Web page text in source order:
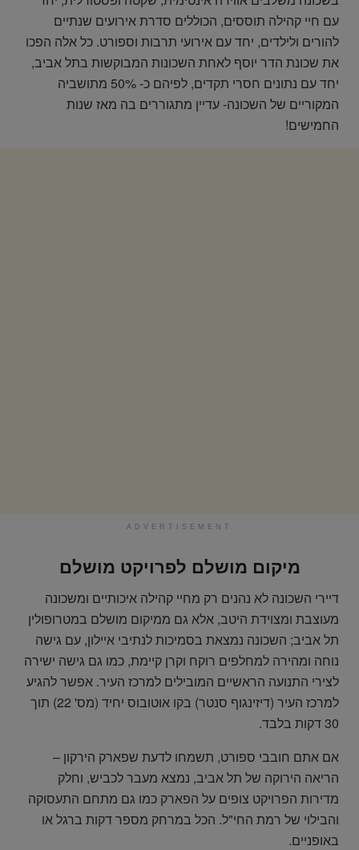
עם חיי קהילה תוססים, הכוללים סדרת אירועים שנתיים
להורים ולילדים, יחד עם אירועי תרבות וספורט. כל אלה הפכו
את שכונת הדר יוסף לאחת השכונות המבוקשות בתל אביב,
יחד עם נתונים חסרי תקדים, לפיהם כ- 50% מתושביה
המקוריים של השכונה- עדיין מתגוררים בה מאז שנות
החמישים!
ADVERTISEMENT
מיקום מושלם לפרויקט מושלם
דיירי השכונה לא נהנים רק מחיי קהילה איכותיים ומשכונה
מעוצבת ומצוידת היטב, אלא גם ממיקום מושלם במטרופולין
תל אביב; השכונה נמצאת בסמיכות לנתיבי איילון, עם גישה
נוחה ומהירה למחלפים רוקח וקרן קיימת, כמו גם גישה ישירה
לצירי התנועה הראשיים המובילים למרכז העיר. אפשר להגיע
למרכז העיר (דיזינגוף סנטר) בקו אוטובוס יחיד (מס' 22) תוך
30 דקות בלבד.
אם אתם חובבי ספורט, תשמחו לדעת שפארק הירקון –
הריאה הירוקה של תל אביב, נמצא מעבר לכביש, וחלק
מדירות הפרויקט צופים על הפארק כמו גם מתחם התעסוקה
והבילוי של רמת החי"ל. הכל במרחק מספר דקות ברגל או
באופניים.